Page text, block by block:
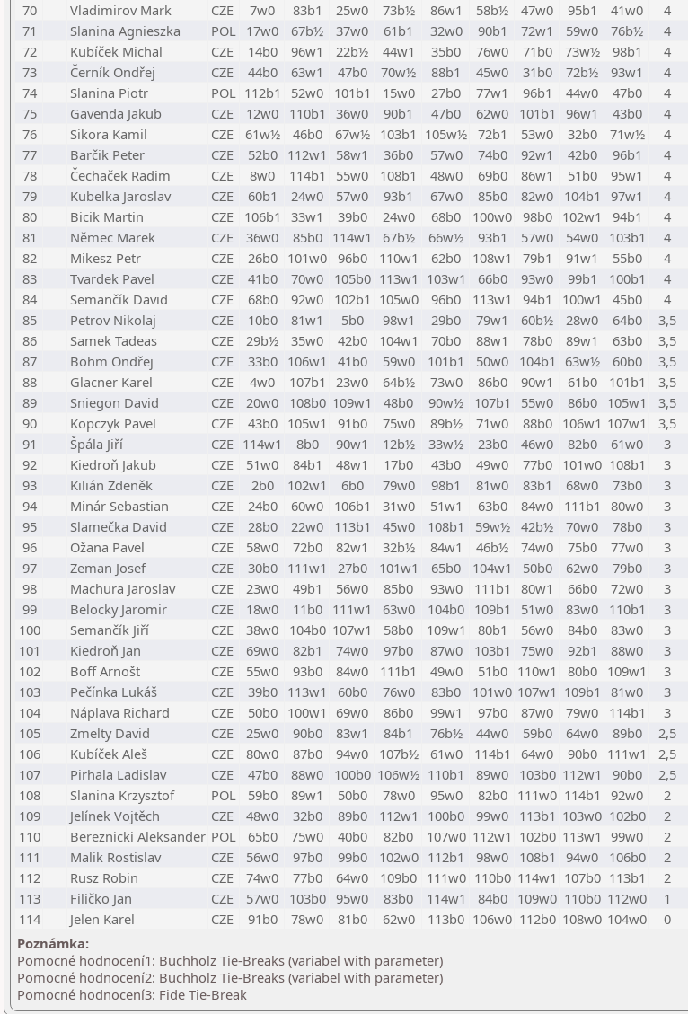
70
Vladimirov Mark CZE 7w0 83b1 25w0 73b½ 86w1 58b½ 47w0 95b1 41w0 4
71
Slanina Agnieszka POL 17w0 67b½ 37w0 61b1 32w0 90b1 72w1 59w0 76b½ 4
72
Kubíček Michal CZE 14b0 96w1 22b½ 44w1 35b0 76w0 71b0 73w½ 98b1 4
73
Černík Ondřej CZE 44b0 63w1 47b0 70w½ 88b1 45w0 31b0 72b½ 93w1 4
74
Slanina Piotr POL 112b1 52w0 101b1 15w0 27b0 77w1 96b1 44w0 47b0 4
75
Gavenda Jakub CZE 12w0 110b1 36w0 90b1 47b0 62w0 101b1 96w1 43b0 4
76
Sikora Kamil CZE 61w½ 46b0 67w½ 103b1 105w½ 72b1 53w0 32b0 71w½ 4
77
Barčik Peter CZE 52b0 112w1 58w1 36b0 57w0 74b0 92w1 42b0 96b1 4
78
Čechaček Radim CZE 8w0 114b1 55w0 108b1 48w0 69b0 86w1 51b0 95w1 4
79
Kubelka Jaroslav CZE 60b1 24w0 57w0 93b1 67w0 85b0 82w0 104b1 97w1 4
80
Bicik Martin CZE 106b1 33w1 39b0 24w0 68b0 100w0 98b0 102w1 94b1 4
81
Němec Marek CZE 36w0 85b0 114w1 67b½ 66w½ 93b1 57w0 54w0 103b1 4
82
Mikesz Petr CZE 26b0 101w0 96b0 110w1 62b0 108w1 79b1 91w1 55b0 4
83
Tvardek Pavel CZE 41b0 70w0 105b0 113w1 103w1 66b0 93w0 99b1 100b1 4
84
Semančík David CZE 68b0 92w0 102b1 105w0 96b0 113w1 94b1 100w1 45b0 4
85
Petrov Nikolaj CZE 10b0 81w1 5b0 98w1 29b0 79w1 60b½ 28w0 64b0 3,5
86
Samek Tadeas CZE 29b½ 35w0 42b0 104w1 70b0 88w1 78b0 89w1 63b0 3,5
87
Böhm Ondřej CZE 33b0 106w1 41b0 59w0 101b1 50w0 104b1 63w½ 60b0 3,5
88
Glacner Karel CZE 4w0 107b1 23w0 64b½ 73w0 86b0 90w1 61b0 101b1 3,5
89
Sniegon David CZE 20w0 108b0 109w1 48b0 90w½ 107b1 55w0 86b0 105w1 3,5
90
Kopczyk Pavel CZE 43b0 105w1 91b0 75w0 89b½ 71w0 88b0 106w1 107w1 3,5
91
Špála Jiří CZE 114w1 8b0 90w1 12b½ 33w½ 23b0 46w0 82b0 61w0 3
92
Kiedroň Jakub CZE 51w0 84b1 48w1 17b0 43b0 49w0 77b0 101w0 108b1 3
93
Kilián Zdeněk CZE 2b0 102w1 6b0 79w0 98b1 81w0 83b1 68w0 73b0 3
94
Minár Sebastian CZE 24b0 60w0 106b1 31w0 51w1 63b0 84w0 111b1 80w0 3
95
Slamečka David CZE 28b0 22w0 113b1 45w0 108b1 59w½ 42b½ 70w0 78b0 3
96
Ožana Pavel CZE 58w0 72b0 82w1 32b½ 84w1 46b½ 74w0 75b0 77w0 3
97
Zeman Josef CZE 30b0 111w1 27b0 101w1 65b0 104w1 50b0 62w0 79b0 3
98
Machura Jaroslav CZE 23w0 49b1 56w0 85b0 93w0 111b1 80w1 66b0 72w0 3
99
Belocky Jaromir CZE 18w0 11b0 111w1 63w0 104b0 109b1 51w0 83w0 110b1 3
100
Semančík Jiří CZE 38w0 104b0 107w1 58b0 109w1 80b1 56w0 84b0 83w0 3
101
Kiedroň Jan CZE 69w0 82b1 74w0 97b0 87w0 103b1 75w0 92b1 88w0 3
102
Boff Arnošt CZE 55w0 93b0 84w0 111b1 49w0 51b0 110w1 80b0 109w1 3
103
Pečínka Lukáš CZE 39b0 113w1 60b0 76w0 83b0 101w0 107w1 109b1 81w0 3
104
Náplava Richard CZE 50b0 100w1 69w0 86b0 99w1 97b0 87w0 79w0 114b1 3
105
Zmelty David CZE 25w0 90b0 83w1 84b1 76b½ 44w0 59b0 64w0 89b0 2,5
106
Kubíček Aleš CZE 80w0 87b0 94w0 107b½ 61w0 114b1 64w0 90b0 111w1 2,5
107
Pirhala Ladislav CZE 47b0 88w0 100b0 106w½ 110b1 89w0 103b0 112w1 90b0 2,5
108
Slanina Krzysztof POL 59b0 89w1 50b0 78w0 95w0 82b0 111w0 114b1 92w0 2
109
Jelínek Vojtěch CZE 48w0 32b0 89b0 112w1 100b0 99w0 113b1 103w0 102b0 2
110
Bereznicki Aleksander POL 65b0 75w0 40b0 82b0 107w0 112w1 102b0 113w1 99w0 2
111
Malik Rostislav CZE 56w0 97b0 99b0 102w0 112b1 98w0 108b1 94w0 106b0 2
112
Rusz Robin CZE 74w0 77b0 64w0 109b0 111w0 110b0 114w1 107b0 113b1 2
113
Filičko Jan CZE 57w0 103b0 95w0 83b0 114w1 84b0 109w0 110b0 112w0 1
114
Jelen Karel CZE 91b0 78w0 81b0 62w0 113b0 106w0 112b0 108w0 104w0 0
Poznámka:
Pomocné hodnocení1: Buchholz Tie-Breaks (variabel with parameter)
Pomocné hodnocení2: Buchholz Tie-Breaks (variabel with parameter)
Pomocné hodnocení3: Fide Tie-Break